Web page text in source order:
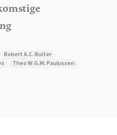
Robert A.C. Ruiter
Theo W.G.M. Paulussen